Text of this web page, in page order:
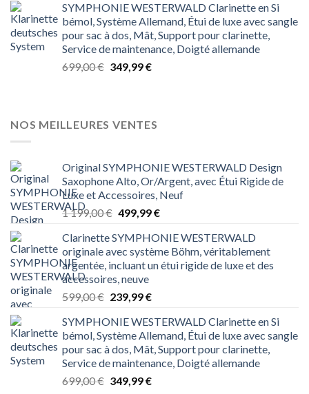
initial
était :
599,00 €.
actuel
est :
239,99 €.
SYMPHONIE WESTERWALD Clarinette en Si
bémol, Système Allemand, Étui de luxe avec sangle
pour sac à dos, Mât, Support pour clarinette,
Service de maintenance, Doigté allemande
699,00€ Le
699,00 €.
349,99€Le
349,99 €.
NOS MEILLEURES VENTES
Original SYMPHONIE WESTERWALD Design
Saxophone Alto, Or/Argent, avec Étui Rigide de
Luxe et Accessoires, Neuf
1 199,00€ Le
initial
était :
1 199,00 €.
499,99€Le
actuel
est :
499,99 €.
Clarinette SYMPHONIE WESTERWALD
originale avec système Böhm, véritablement
argentée, incluant un étui rigide de luxe et des
accessoires, neuve
599,00€ Le
initial
était :
599,00 €.
239,99€Le
actuel
est :
239,99 €.
SYMPHONIE WESTERWALD Clarinette en Si
bémol, Système Allemand, Étui de luxe avec sangle
pour sac à dos, Mât, Support pour clarinette,
Service de maintenance, Doigté allemande
699,00€ Le
349,99€Le